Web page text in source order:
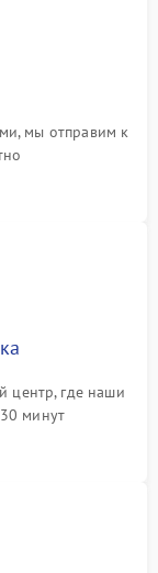
мы отправим к
центр, где наши
минут